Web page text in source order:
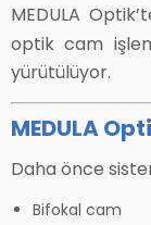
MEDULA
optik cam
yürütülüyor.
MEDULA
Daha önce
Bifokal cam